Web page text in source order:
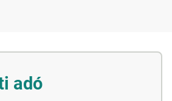
adó